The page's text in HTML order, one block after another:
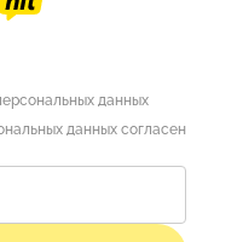
данных
данных согласен